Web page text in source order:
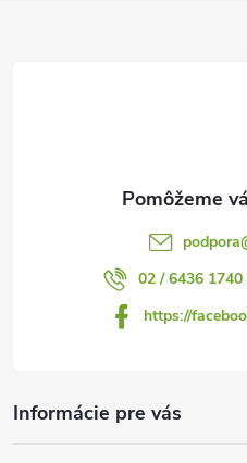
podpora
02 / 6436
https://
Informácie pre vás